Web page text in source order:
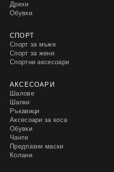
Дрехи
Обувки
СПОРТ
Спорт за мъже
Спорт за жени
Спортни аксесоари
АКСЕСОАРИ
Шалове
Шапки
Ръкавици
Аксесоари за коса
Обувки
Чанти
Предпазни маски
Колани